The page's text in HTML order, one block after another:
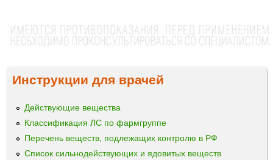
Инструкции для врачей
Действующие вещества
Классификация ЛС по фармгруппе
Перечень веществ, подлежащих контролю в РФ
Список сильнодействующих и ядовитых веществ